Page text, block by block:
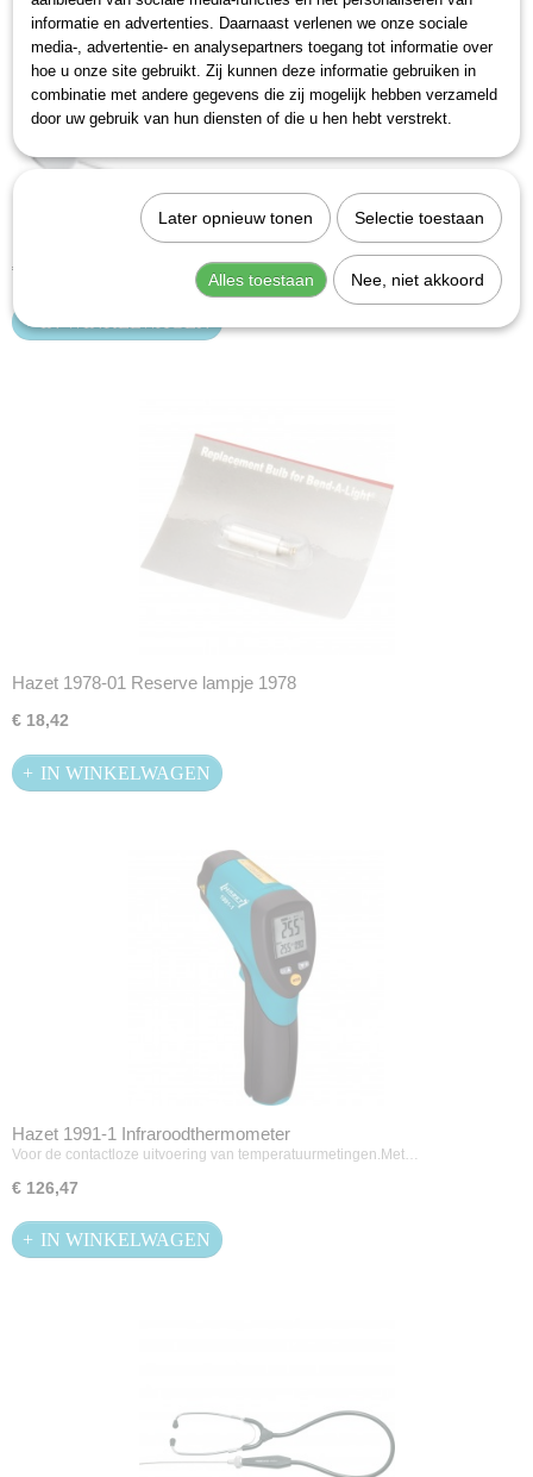
Hazet 1977N-2/4 Inspectiespiegelset
€ 53,83
Hazet 1978-01 Reserve lampje 1978
€ 18,42
IN WINKELWAGEN
Hazet 1991-1 Infraroodthermometer
Voor de contactloze uitvoering van temperatuurmetingen.Met…
€ 126,47
IN WINKELWAGEN
informatie en advertenties. Daarnaast verlenen we onze sociale
media-, advertentie- en analysepartners toegang tot informatie over
hoe u onze site gebruikt. Zij kunnen deze informatie gebruiken in
combinatie met andere gegevens die zij mogelijk hebben verzameld
door uw gebruik van hun diensten of die u hen hebt verstrekt.
Later opnieuw tonen Selectie toestaan
Alles toestaan Nee, niet akkoord